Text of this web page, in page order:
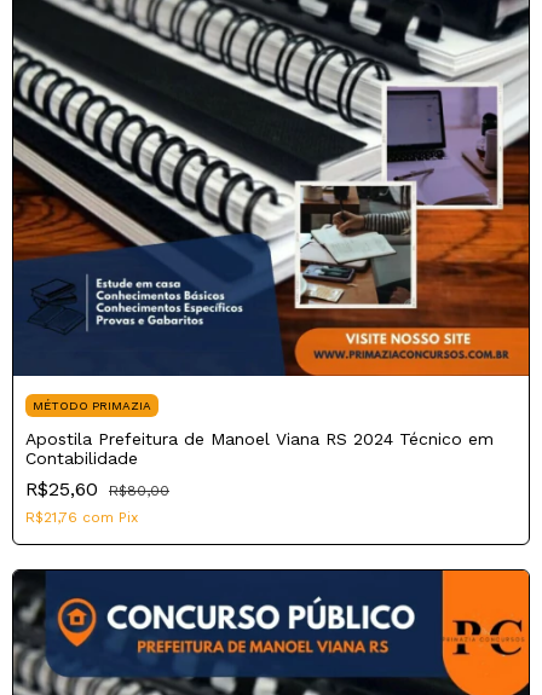
MÉTODO PRIMAZIA
Apostila Prefeitura de Manoel Viana RS 2024 Técnico em
Contabilidade
R$25,60
R$80,00
R$21,76 com Pix